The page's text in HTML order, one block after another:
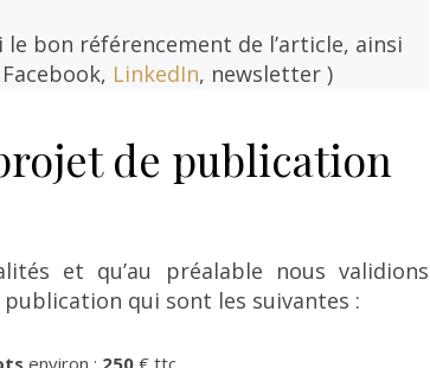
bon référencement de l’article, ainsi
LinkedIn, newsletter )
de publication
et qu’au préalable nous validions
publication qui sont les suivantes :
environ : 250 € ttc